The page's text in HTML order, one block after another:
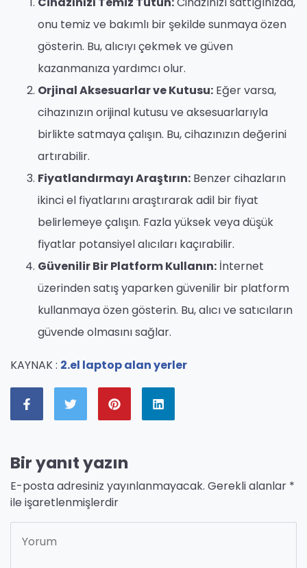
onu temiz ve bakımlı bir şekilde sunmaya özen
gösterin. Bu, alıcıyı çekmek ve güven
kazanmanıza yardımcı olur.
Orjinal Aksesuarlar ve Kutusu: Eğer varsa,
cihazınızın orijinal kutusu ve aksesuarlarıyla
birlikte satmaya çalışın. Bu, cihazınızın değerini
artırabilir.
Fiyatlandırmayı Araştırın: Benzer cihazların
ikinci el fiyatlarını araştırarak adil bir fiyat
belirlemeye çalışın. Fazla yüksek veya düşük
fiyatlar potansiyel alıcıları kaçırabilir.
Güvenilir Bir Platform Kullanın: İnternet
üzerinden satış yaparken güvenilir bir platform
kullanmaya özen gösterin. Bu, alıcı ve satıcıların
güvende olmasını sağlar.
KAYNAK : 2.el laptop alan yerler
Bir yanıt yazın
E-posta adresiniz yayınlanmayacak. Gerekli alanlar *
ile işaretlenmişlerdir